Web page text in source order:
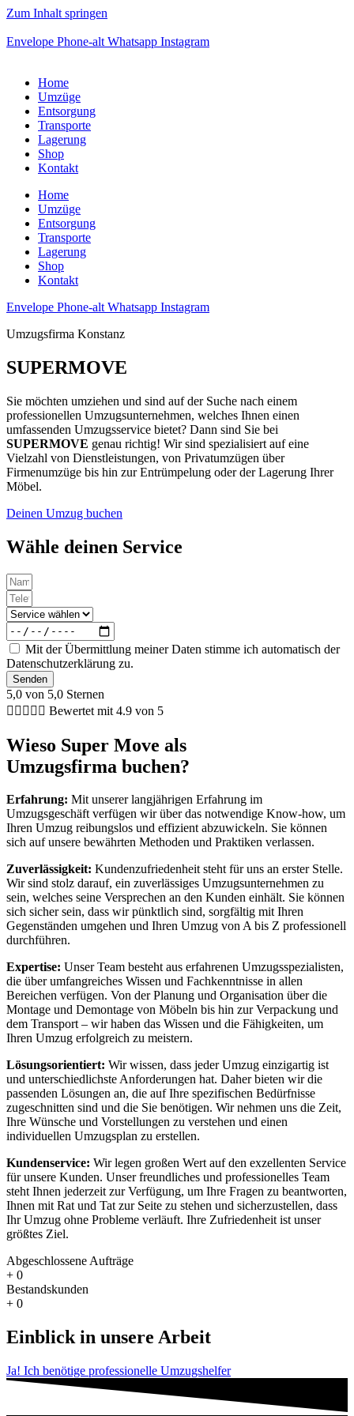
Zum Inhalt springen
Envelope Phone-alt Whatsapp Instagram
Home
Umzüge
Entsorgung
Transporte
Lagerung
Shop
Kontakt
Home
Umzüge
Entsorgung
Transporte
Lagerung
Shop
Kontakt
Envelope Phone-alt Whatsapp Instagram
Umzugsfirma Konstanz
SUPERMOVE
Sie möchten umziehen und sind auf der Suche nach einem
professionellen Umzugsunternehmen, welches Ihnen einen
umfassenden Umzugsservice bietet? Dann sind Sie bei
SUPERMOVE genau richtig! Wir sind spezialisiert auf eine
Vielzahl von Dienstleistungen, von Privatumzügen über
Firmenumzüge bis hin zur Entrümpelung oder der Lagerung Ihrer
Möbel.
Deinen Umzug buchen
Wähle deinen Service
Mit der Übermittlung meiner Daten stimme ich automatisch der
Datenschutzerklärung zu.
Senden
5,0 von 5,0 Sternen
     Bewertet mit 4.9 von 5
Wieso Super Move als
Umzugsfirma buchen?
Erfahrung: Mit unserer langjährigen Erfahrung im
Umzugsgeschäft verfügen wir über das notwendige Know-how, um
Ihren Umzug reibungslos und effizient abzuwickeln. Sie können
sich auf unsere bewährten Methoden und Praktiken verlassen.
Zuverlässigkeit: Kundenzufriedenheit steht für uns an erster Stelle.
Wir sind stolz darauf, ein zuverlässiges Umzugsunternehmen zu
sein, welches seine Versprechen an den Kunden einhält. Sie können
sich sicher sein, dass wir pünktlich sind, sorgfältig mit Ihren
Gegenständen umgehen und Ihren Umzug von A bis Z professionell
durchführen.
Expertise: Unser Team besteht aus erfahrenen Umzugsspezialisten,
die über umfangreiches Wissen und Fachkenntnisse in allen
Bereichen verfügen. Von der Planung und Organisation über die
Montage und Demontage von Möbeln bis hin zur Verpackung und
dem Transport – wir haben das Wissen und die Fähigkeiten, um
Ihren Umzug erfolgreich zu meistern.
Lösungsorientiert: Wir wissen, dass jeder Umzug einzigartig ist
und unterschiedlichste Anforderungen hat. Daher bieten wir die
passenden Lösungen an, die auf Ihre spezifischen Bedürfnisse
zugeschnitten sind und die Sie benötigen. Wir nehmen uns die Zeit,
Ihre Wünsche und Vorstellungen zu verstehen und einen
individuellen Umzugsplan zu erstellen.
Kundenservice: Wir legen großen Wert auf den exzellenten Service
für unsere Kunden. Unser freundliches und professionelles Team
steht Ihnen jederzeit zur Verfügung, um Ihre Fragen zu beantworten,
Ihnen mit Rat und Tat zur Seite zu stehen und sicherzustellen, dass
Ihr Umzug ohne Probleme verläuft. Ihre Zufriedenheit ist unser
größtes Ziel.
Abgeschlossene Aufträge
+ 0
Bestandskunden
+ 0
Einblick in unsere Arbeit
Ja! Ich benötige professionelle Umzugshelfer